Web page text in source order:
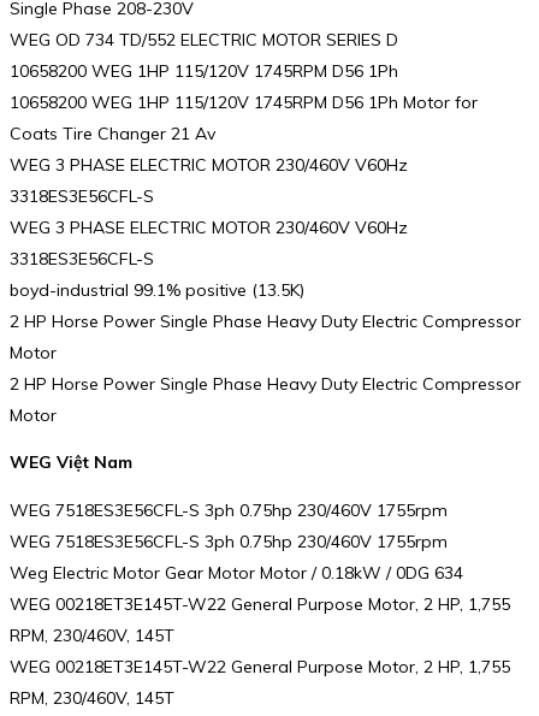
Single Phase 208-230V
WEG OD 734 TD/552 ELECTRIC MOTOR SERIES D
10658200 WEG 1HP 115/120V 1745RPM D56 1Ph
10658200 WEG 1HP 115/120V 1745RPM D56 1Ph Motor for
Coats Tire Changer 21 Av
WEG 3 PHASE ELECTRIC MOTOR 230/460V V60Hz
3318ES3E56CFL-S
WEG 3 PHASE ELECTRIC MOTOR 230/460V V60Hz
3318ES3E56CFL-S
boyd-industrial 99.1% positive (13.5K)
2 HP Horse Power Single Phase Heavy Duty Electric Compressor
Motor
2 HP Horse Power Single Phase Heavy Duty Electric Compressor
Motor
WEG Việt Nam
WEG 7518ES3E56CFL-S 3ph 0.75hp 230/460V 1755rpm
WEG 7518ES3E56CFL-S 3ph 0.75hp 230/460V 1755rpm
Weg Electric Motor Gear Motor Motor / 0.18kW / 0DG 634
WEG 00218ET3E145T-W22 General Purpose Motor, 2 HP, 1,755
RPM, 230/460V, 145T
WEG 00218ET3E145T-W22 General Purpose Motor, 2 HP, 1,755
RPM, 230/460V, 145T